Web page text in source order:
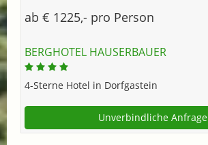
ab € 1225,- pro Person
BERGHOTEL HAUSERBAUER
4-Sterne Hotel in Dorfgastein
Unverbindliche Anfrage